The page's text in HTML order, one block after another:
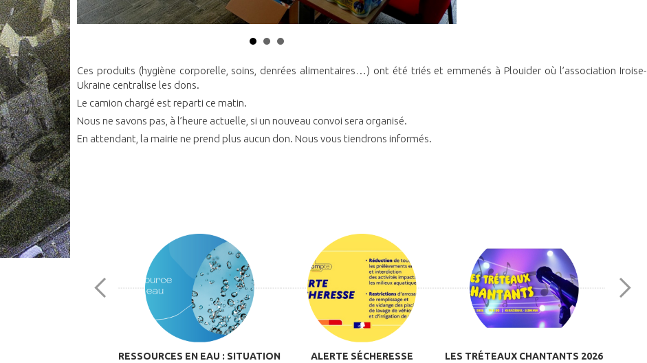
Ces produits (hygiène corporelle, soins, denrées alimentaires…) ont été triés et emmenés à Plouider où l’association Iroise-
Ukraine centralise les dons.
Le camion chargé est reparti ce matin.
Nous ne savons pas, à l’heure actuelle, si un nouveau convoi sera organisé.
En attendant, la mairie ne prend plus aucun don. Nous vous tiendrons informés.
RESSOURCES EN EAU : SITUATION
ALERTE SÉCHERESSE
LES TRÉTEAUX CHANTANTS 2026